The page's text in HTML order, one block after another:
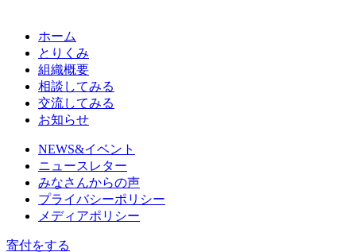
ホーム
とりくみ
組織概要
相談してみる
交流してみる
お知らせ
NEWS&イベント
ニュースレター
みなさんからの声
プライバシーポリシー
メディアポリシー
寄付をする